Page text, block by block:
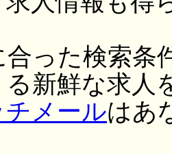
合った検索条
る新鮮な求人
メールはあ